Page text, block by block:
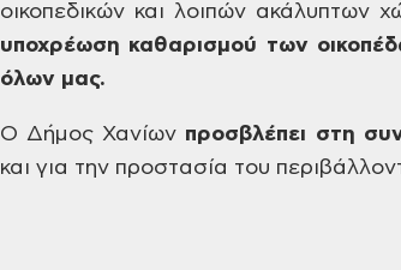
οικοπεδικών και λοιπώνακάλυπτων
υποχρέωση καθαρισμού των
όλων μας.
Ο Δήμος Χανίων προσβλέπει στη
και για την προστασία του